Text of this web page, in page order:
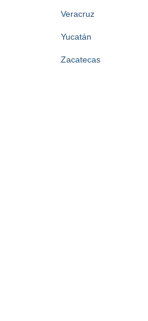
Veracruz
Yucatán
Zacatecas